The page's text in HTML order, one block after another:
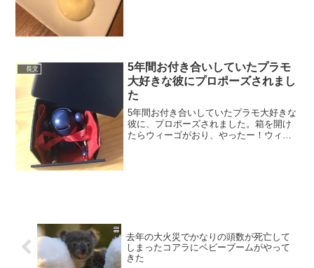
長文
5年間お付き合いしていたプラモ
大好きな彼にプロポーズされまし
た
5年間お付き合いしていたプラモ大好きな
彼に、プロポーズされました。箱を開け
たらウィーゴがおり、やったー！ウィー
去年の大火災でかなりの頭数が死亡して
しまったコアラにベビーブームがやって
きた